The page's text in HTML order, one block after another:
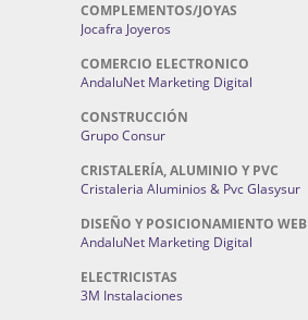
COMPLEMENTOS/JOYAS
Jocafra Joyeros
COMERCIO ELECTRONICO
AndaluNet Marketing Digital
CONSTRUCCIÓN
Grupo Consur
CRISTALERÍA, ALUMINIO Y PVC
Cristaleria Aluminios & Pvc Glasysur
DISEÑO Y POSICIONAMIENTO WEB
AndaluNet Marketing Digital
ELECTRICISTAS
3M Instalaciones